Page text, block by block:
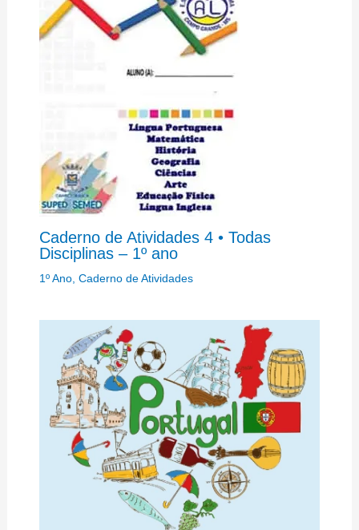
Caderno de Atividades 4 • Todas
Disciplinas – 1º ano
1º Ano, Caderno de Atividades